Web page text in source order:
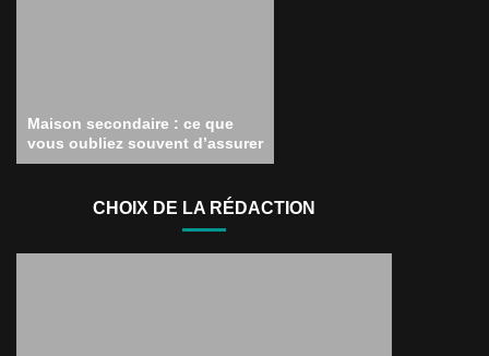
Maison secondaire : ce que
vous oubliez souvent d’assurer
CHOIX DE LA RÉDACTION